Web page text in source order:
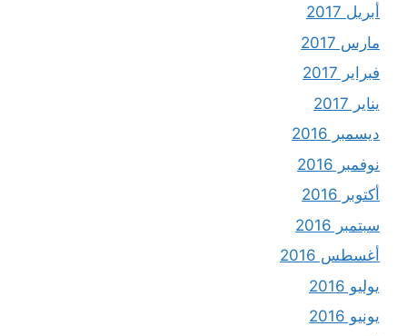
أبريل 2017
مارس 2017
فبراير 2017
يناير 2017
ديسمبر 2016
نوفمبر 2016
أكتوبر 2016
سبتمبر 2016
أغسطس 2016
يوليو 2016
يونيو 2016